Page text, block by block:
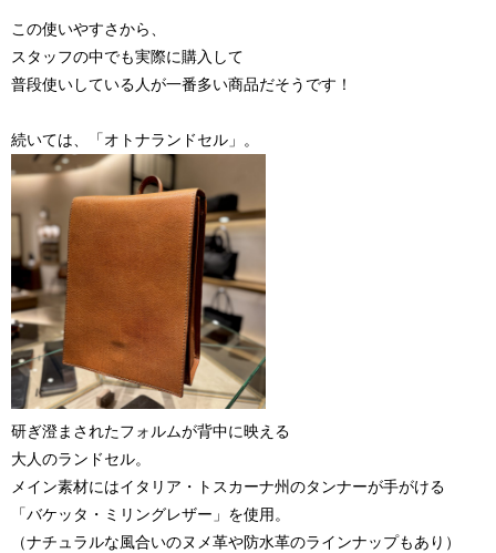
この使いやすさから、
スタッフの中でも実際に購入して
普段使いしている人が一番多い商品だそうです！
続いては、「オトナランドセル」。
研ぎ澄まされたフォルムが背中に映える
大人のランドセル。
メイン素材にはイタリア・トスカーナ州のタンナーが手がける
「バケッタ・ミリングレザー」を使用。
（ナチュラルな風合いのヌメ革や防水革のラインナップもあり）